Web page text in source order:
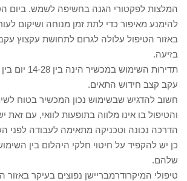
המלצות לפקטורי הגנה בחשיפה לשמש. ביום
להימנע מאיפור כדי לתת זמן מנוחה ושיקום
באזור הטיפול עלולה לגרום לתחושת עקצוץ
בזיעה.
תדירות השימוש
עקב קצב חידוש התאים.
חשוב להדגיש שבשימוש נכון המכשיר בטוח
והטיפול בו אינו מלווה בתופעות לוואי, עם זאת
הדרכה נכונה וטכניקה מתאימה לעבודה לפני
כן יש להקפיד על חיטוי חלקי היהלום בין
שלהם.
טיפולי המיקרודרמבריישן נפוצים בעיקר באזור